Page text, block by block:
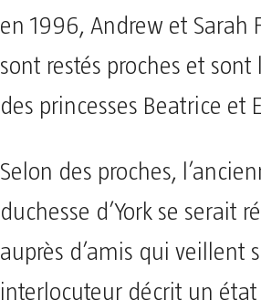
en 1996, Andrew et Sarah
sont restés proches et sont
des princesses Beatrice et
Selon des proches,
duchesse d’York se serait
auprès d’amis qui veillent
interlocuteur décrit un